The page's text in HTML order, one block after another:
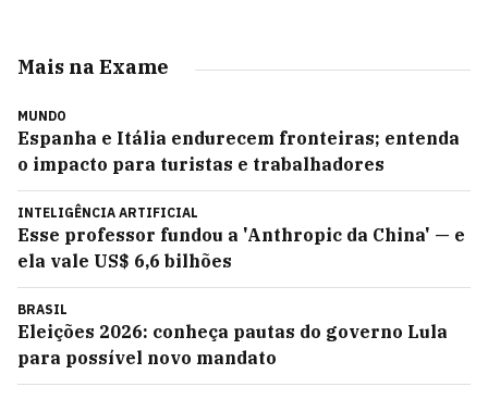
Mais na Exame
MUNDO
Espanha e Itália endurecem fronteiras; entenda
o impacto para turistas e trabalhadores
INTELIGÊNCIA ARTIFICIAL
Esse professor fundou a 'Anthropic da China' — e
ela vale US$ 6,6 bilhões
BRASIL
Eleições 2026: conheça pautas do governo Lula
para possível novo mandato